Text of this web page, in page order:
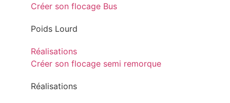
Créer son flocage Bus
Poids Lourd
Réalisations
Créer son flocage semi remorque
Réalisations